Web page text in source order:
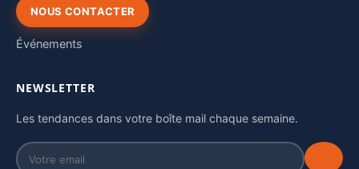
NOUS CONTACTER
Événements
NEWSLETTER
Les tendances dans votre boîte mail chaque semaine.